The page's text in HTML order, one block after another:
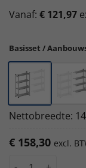
Vanaf: € 121,97
Basisset /
Nettobreedte:
€ 158,30 excl.
S1 verzinkte